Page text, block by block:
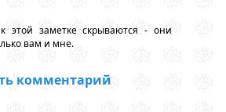
этой заметке скрываются - они
вам и мне.
комментарий